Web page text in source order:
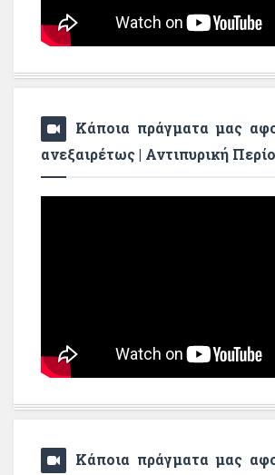
Κάποια πράγματα μας
ανεξαιρέτως | Αντιπυρική
Κάποια πράγματα μας